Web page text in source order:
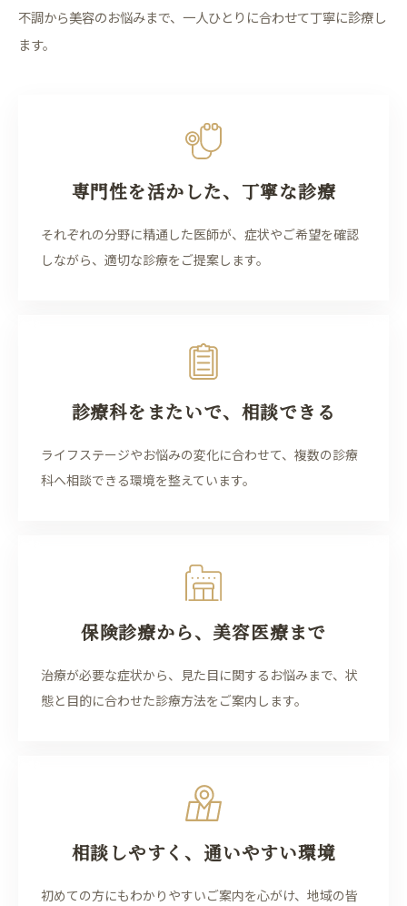
不調から美容のお悩みまで、一人ひとりに合わせて丁寧に診療し
ます。
専門性を活かした、丁寧な診療
それぞれの分野に精通した医師が、症状やご希望を確認
しながら、適切な診療をご提案します。
診療科をまたいで、相談できる
ライフステージやお悩みの変化に合わせて、複数の診療
科へ相談できる環境を整えています。
保険診療から、美容医療まで
治療が必要な症状から、見た目に関するお悩みまで、状
態と目的に合わせた診療方法をご案内します。
相談しやすく、通いやすい環境
初めての方にもわかりやすいご案内を心がけ、地域の皆